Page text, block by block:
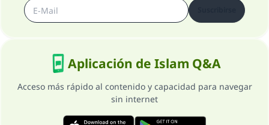
Aplicación de Islam Q&A
Acceso más rápido al contenido y capacidad para navegar
sin internet